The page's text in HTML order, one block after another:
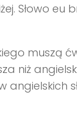
Słowo eu
muszą
niż
angielskich